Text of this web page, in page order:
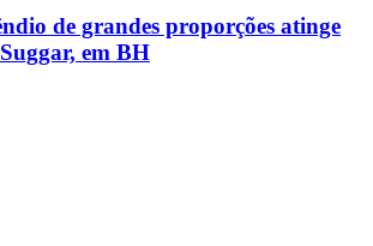
de grandes proporções atinge
em BH